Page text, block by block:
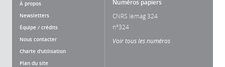
À propos
Newsletters
Équipe / crédits
Nous contacter
Charte d'utilisation
Plan du site
Numéros papiers
CNRS lemag 324
n°324
Voir tous les numéros